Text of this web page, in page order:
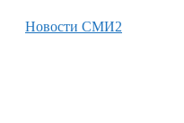
Новости СМИ2